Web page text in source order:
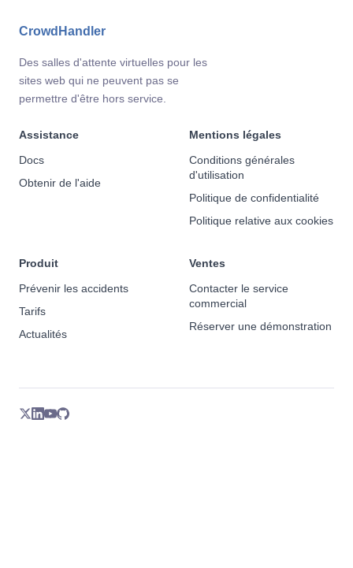
CrowdHandler
Des salles d'attente virtuelles pour les
sites web qui ne peuvent pas se
permettre d'être hors service.
Assistance
Docs
Obtenir de l'aide
Mentions légales
Conditions générales
d'utilisation
Politique de confidentialité
Politique relative aux cookies
Produit
Prévenir les accidents
Tarifs
Actualités
Ventes
Contacter le service
commercial
Réserver une démonstration